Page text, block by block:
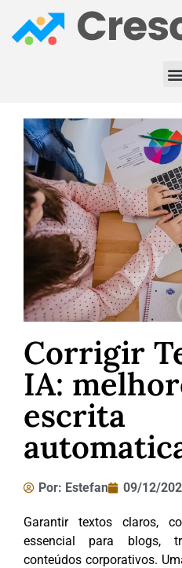
Corrigir
IA:
escrita
Por: Estefan 09/12/
Garantir textos claros,
essencial para blogs,
conteúdos corporativos.